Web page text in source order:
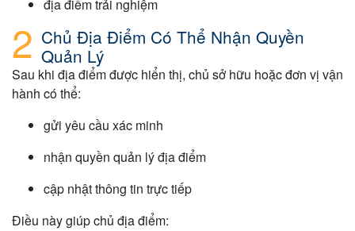
địa điểm trải nghiệm
Chủ Địa Điểm Có Thể Nhận Quyền
Quản Lý
Sau khi địa điểm được hiển thị, chủ sở hữu hoặc đơn vị vận
hành có thể:
gửi yêu cầu xác minh
nhận quyền quản lý địa điểm
cập nhật thông tin trực tiếp
Điều này giúp chủ địa điểm: